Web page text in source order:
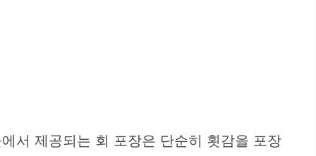
서 제공되는 회 포장은 단순히 횟감을 포장